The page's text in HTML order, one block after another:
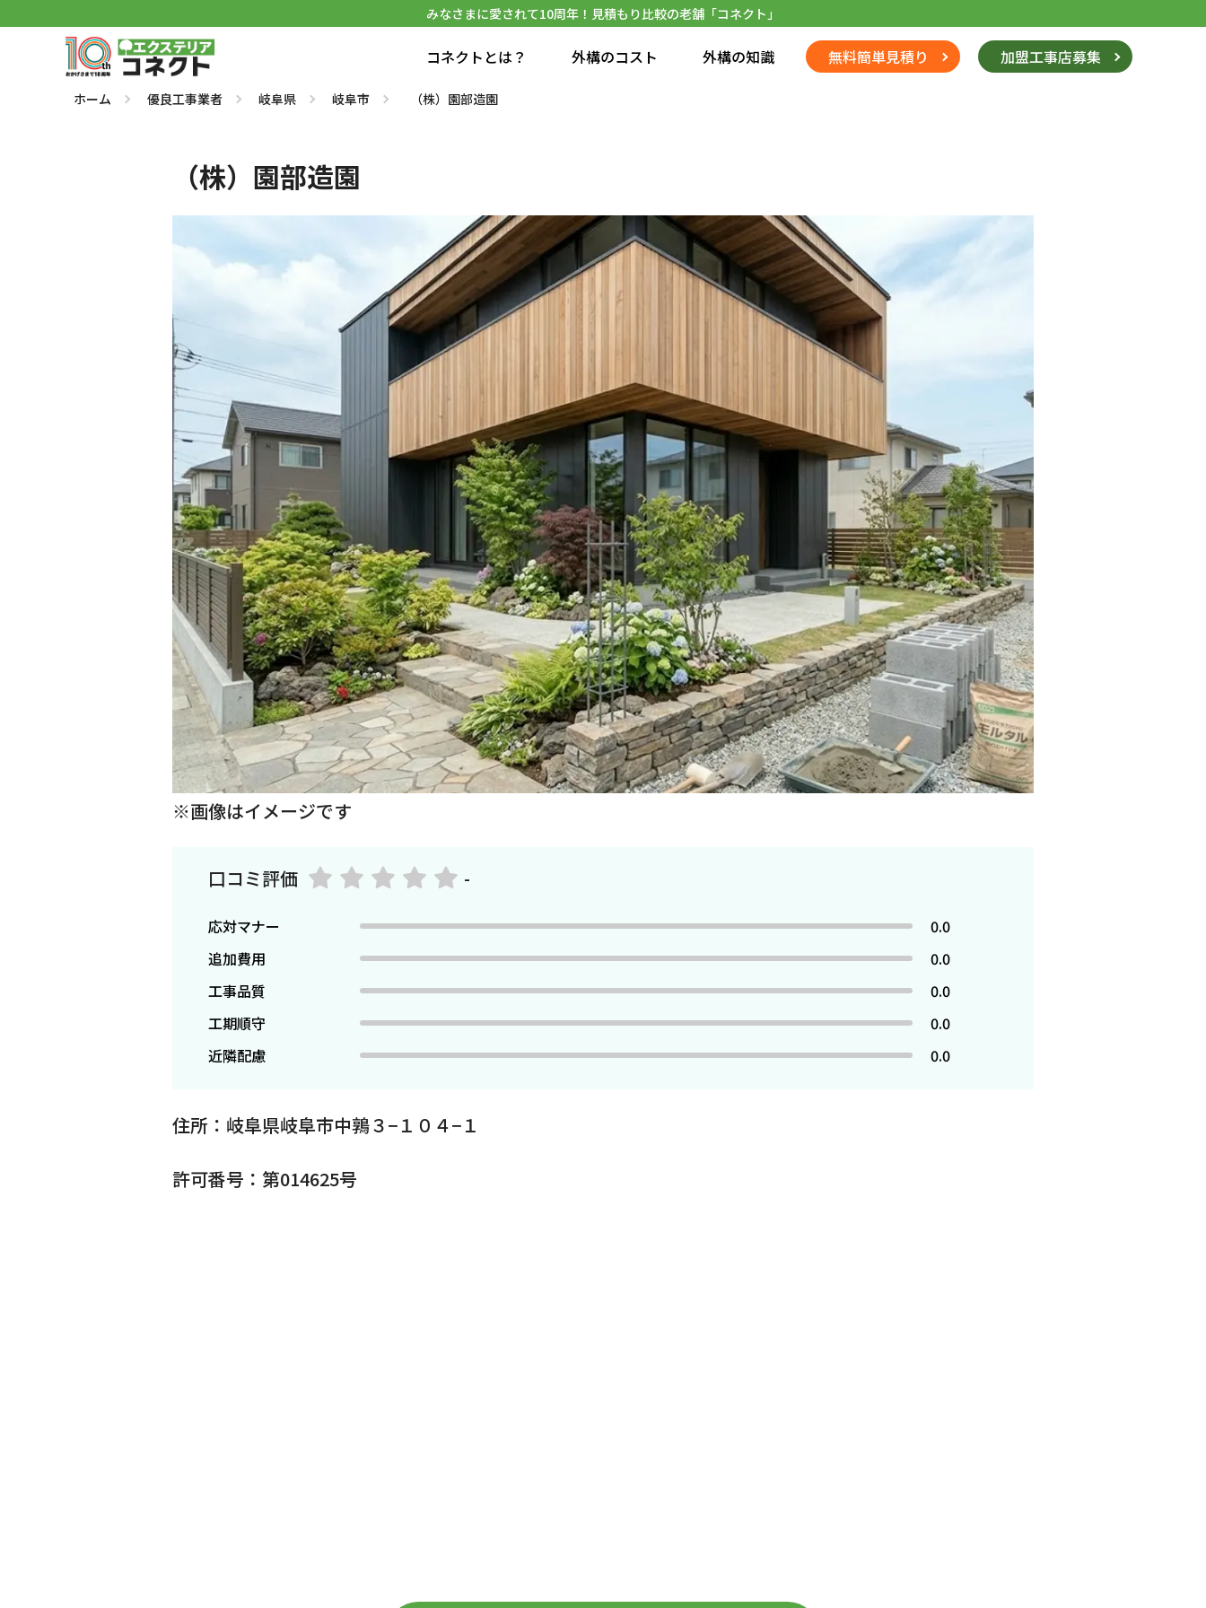
みなさまに愛されて10周年！見積もり比較の老舗「コネクト」
コネクトとは？ 外構のコスト 外構の知識 無料簡単見積り 加盟工事店募集
ホーム 優良工事業者 岐阜県 岐阜市 （株）園部造園
（株）園部造園
※画像はイメージです
口コミ評価 -
応対マナー
0.0
追加費用
0.0
工事品質
0.0
工期順守
0.0
近隣配慮
0.0
住所：岐阜県岐阜市中鶉３−１０４−１
許可番号：第014625号